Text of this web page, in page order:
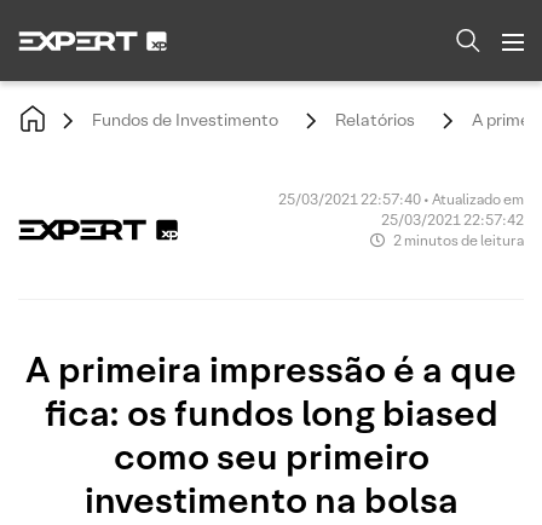
Fundos de Investimento Relatórios A
25/03/2021 22:57:40 • Atualizado em
25/03/2021 22:57:42
2 minutos de leitura
A primeira impressão é a que
fica: os fundos long biased
como seu primeiro
investimento na bolsa